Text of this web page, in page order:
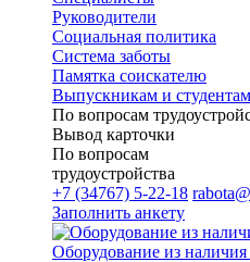
Руководители
Cоциальная политика
Система заботы
Памятка соискателю
Выпускникам и студентам
По вопросам
Вывод карточки
По вопросам
трудоустройства
+7 (34767) 5-22-18
Заполнить анкету
Оборудование из